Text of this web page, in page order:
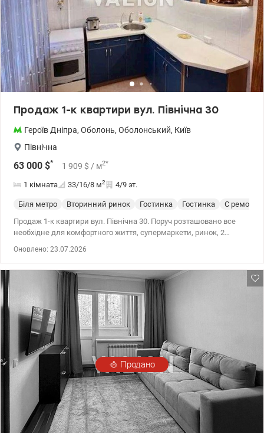
Продаж 1-к квартири вул. Північна 30
Героїв Дніпра, Оболонь, Оболонський, Київ
Північна
63 000 $* 1 909 $ / м2*
1 кімната 33/16/8 м2 4/9 эт.
Біля метро Вторинний ринок Гостинка Гостинка
С
Продаж 1-к квартири вул. Північна 30. Поруч розташовано все
необхідне для комфортного життя, супермаркети, ринок, 2
укомплектована газовою плитою, бойлером на 50 літрів,
якісним кондиціонером котрий працює як на холод так и на
тепло. На кухні встановлений фільтр очистки води. На підлозі в
коридорі та кухні якісна плитка, житлова кімната - світлій
ламінат з високим ступенем зносостійкості. Міжкімнатні двері з
натуральної деревини. На Балконі встановленні якісні вікна та
зроблене повне утеплення стін.
Оновлено: 23.07.2026
Продано